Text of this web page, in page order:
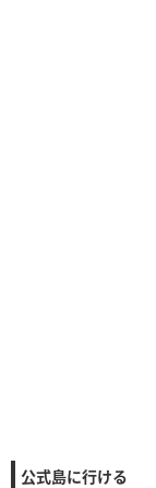
公式島に行ける